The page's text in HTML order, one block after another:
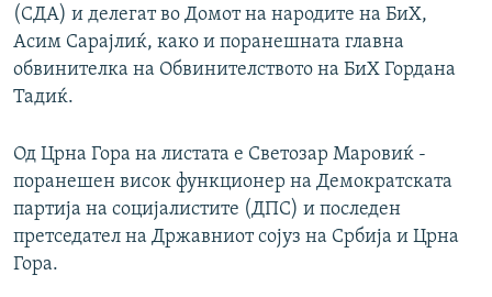
(СДА) и делегат во Домот на народите на БиХ,
Асим Сарајлиќ, како и поранешната главна
обвинителка на Обвинителството на БиХ Гордана
Тадиќ.
Од Црна Гора на листата е Светозар Маровиќ -
поранешен висок функционер на Демократската
партија на социјалистите (ДПС) и последен
претседател на Државниот сојуз на Србија и Црна
Гора.